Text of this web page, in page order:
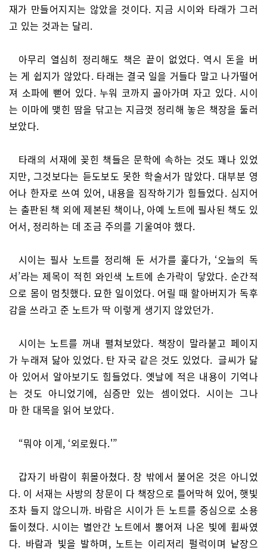
재가 만들어지지는 않았을 것이다. 지금 시이와 타래가 그러
고 있는 것과는 달리.
아무리 열심히 정리해도 책은 끝이 없었다. 역시 돈을 버
는 게 쉽지가 않았다. 타래는 결국 일을 거들다 말고 나가떨어
져 소파에 뻗어 있다. 누워 코까지 골아가며 자고 있다. 시이
는 이마에 맺힌 땀을 닦고는 지금껏 정리해 놓은 책장을 둘러
보았다.
타래의 서재에 꽂힌 책들은 문학에 속하는 것도 꽤나 있었
지만, 그것보다는 듣도보도 못한 학술서가 많았다. 대부분 영
어나 한자로 쓰여 있어, 내용을 짐작하기가 힘들었다. 심지어
는 출판된 책 외에 제본된 책이나, 아예 노트에 필사된 책도 있
어서, 정리하는 데 조금 주의를 기울여야 했다.
시이는 필사 노트를 정리해 둔 서가를 훑다가, ‘오늘의 독
서’라는 제목이 적힌 와인색 노트에 손가락이 닿았다. 순간적
으로 몸이 멈칫했다. 묘한 일이었다. 어릴 때 할아버지가 독후
감을 쓰라고 준 노트가 딱 이렇게 생기지 않았던가.
시이는 노트를 꺼내 펼쳐보았다. 책장이 말라붙고 페이지
가 누래져 닳아 있었다. 탄 자국 같은 것도 있었다. 글씨가 닳
아 있어서 알아보기도 힘들었다. 옛날에 적은 내용이 기억나
는 것도 아니었기에, 심증만 있는 셈이었다. 시이는 그나
마 한 대목을 읽어 보았다.
“뭐야 이게, ‘외로웠다.'”
갑자기 바람이 휘몰아쳤다. 창 밖에서 불어온 것은 아니었
다. 이 서재는 사방의 창문이 다 책장으로 틀어막혀 있어, 햇빛
조차 들지 않으니까. 바람은 시이가 든 노트를 중심으로 소용
돌이쳤다. 시이는 별안간 노트에서 뿜어져 나온 빛에 휩싸였
다. 바람과 빛을 발하며, 노트는 이리저리 펄럭이며 낱장으